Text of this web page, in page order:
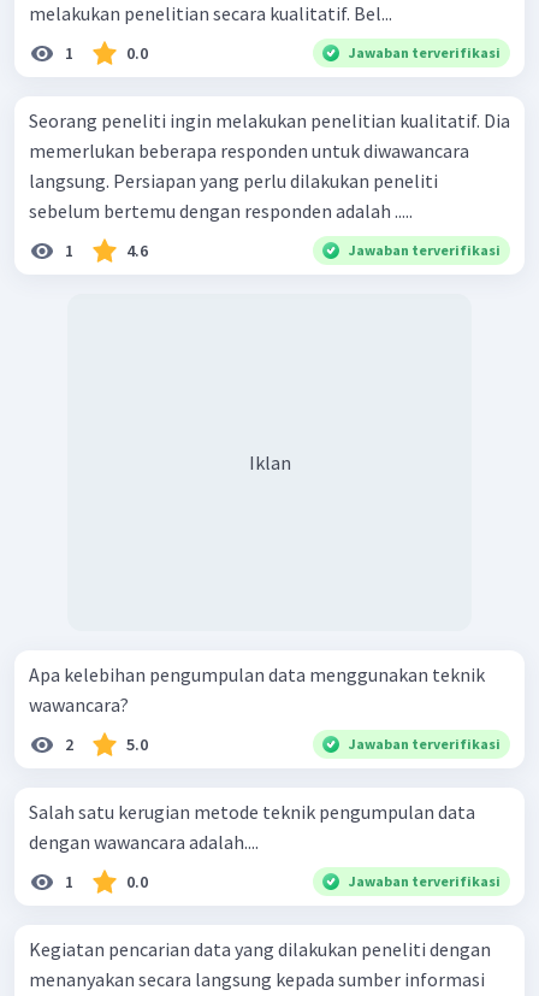
melakukan penelitian secara kualitatif. Bel...
1 0.0 Jawaban terverifikasi
Seorang peneliti ingin melakukan penelitian kualitatif. Dia
memerlukan beberapa responden untuk diwawancara
langsung. Persiapan yang perlu dilakukan peneliti
sebelum bertemu dengan responden adalah .....
1 4.6 Jawaban terverifikasi
Iklan
Apa kelebihan pengumpulan data menggunakan teknik
wawancara?
2 5.0 Jawaban terverifikasi
Salah satu kerugian metode teknik pengumpulan data
dengan wawancara adalah....
1 0.0 Jawaban terverifikasi
Kegiatan pencarian data yang dilakukan peneliti dengan
menanyakan secara langsung kepada sumber informasi